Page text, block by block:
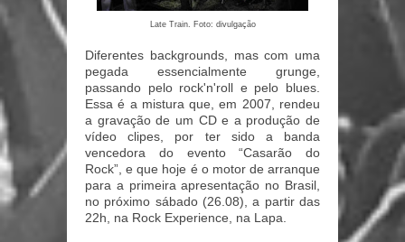
Late Train. Foto: divulgação
Diferentes backgrounds, mas com uma
pegada essencialmente grunge,
passando pelo rock'n'roll e pelo blues.
Essa é a mistura que, em 2007, rendeu
a gravação de um CD e a produção de
vídeo clipes, por ter sido a banda
vencedora do evento “Casarão do
Rock”, e que hoje é o motor de arranque
para a primeira apresentação no Brasil,
no próximo sábado (26.08), a partir das
22h, na Rock Experience, na Lapa.